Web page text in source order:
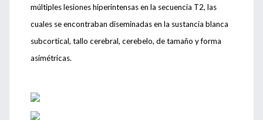
múltiples lesiones hiperintensas en la secuencia T2, las
cuales se encontraban diseminadas en la sustancia blanca
subcortical, tallo cerebral, cerebelo, de tamaño y forma
asimétricas.